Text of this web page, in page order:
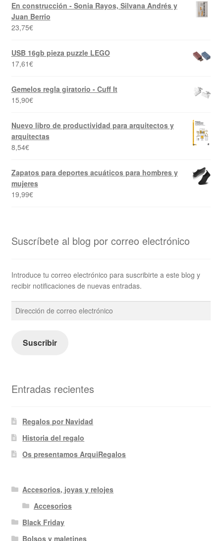
En construcción - Sonia Rayos, Silvana Andrés y
Juan Berrio
23,75€
USB 16gb pieza puzzle LEGO
17,61€
Gemelos regla giratorio - Cuff It
15,90€
Nuevo libro de productividad para arquitectos y
arquitectas
8,54€
Zapatos para deportes acuáticos para hombres y
mujeres
19,99€
Suscríbete al blog por correo electrónico
Introduce tu correo electrónico para suscribirte a este blog y
recibir notificaciones de nuevas entradas.
Dirección
de
electrónico
Suscribir
Entradas recientes
Regalos por Navidad
Historia del regalo
Os presentamos ArquiRegalos
Accesorios, joyas y relojes
Accesorios
Black Friday
Bolsos y maletines